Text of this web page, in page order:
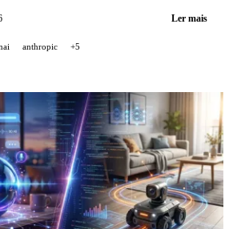
introduz o comando de
Ler mais
anthropic +5